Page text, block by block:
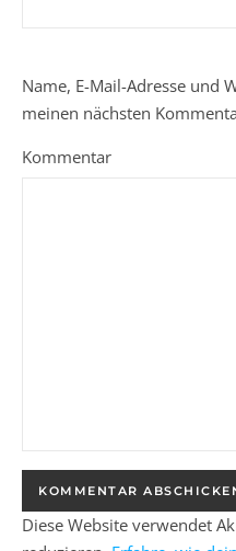
Name, E-Mail-Adresse und
meinen nächsten
Kommentar
Diese Website verwendet